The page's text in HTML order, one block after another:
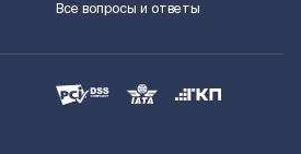
Все вопросы и ответы